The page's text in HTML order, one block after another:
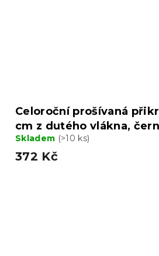
Celoroční prošívaná
cm z dutého vlákna,
Skladem (>10 ks)
372 Kč